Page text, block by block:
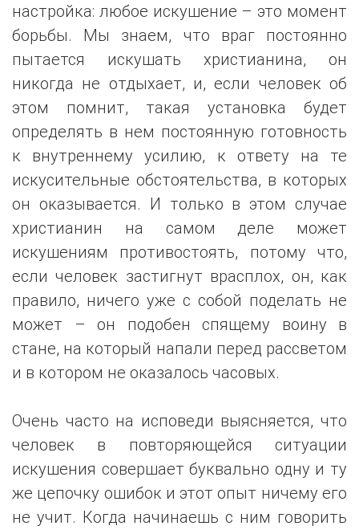
настройка: любое искушение – это момент
борьбы. Мы знаем, что враг постоянно
пытается искушать христианина, он
никогда не отдыхает, и, если человек об
этом помнит, такая установка будет
определять в нем постоянную готовность
к внутреннему усилию, к ответу на те
искусительные обстоятельства, в которых
он оказывается. И только в этом случае
христианин на самом деле может
искушениям противостоять, потому что,
если человек застигнут врасплох, он, как
правило, ничего уже с собой поделать не
может – он подобен спящему воину в
стане, на который напали перед рассветом
и в котором не оказалось часовых.
Очень часто на исповеди выясняется, что
человек в повторяющейся ситуации
искушения совершает буквально одну и ту
же цепочку ошибок и этот опыт ничему его
не учит. Когда начинаешь с ним говорить